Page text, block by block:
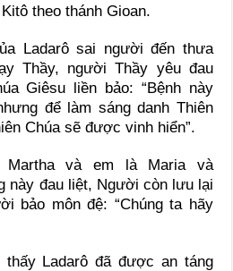
theo thánh Gioan.
Ladarô sai người đến thưa
Thầy, người Thầy yêu đau
Giêsu liền bảo: “Bệnh này
để làm sáng danh Thiên
Chúa sẽ được vinh hiển”.
Martha và em là Maria và
này đau liệt, Người còn lưu lại
bảo môn đệ: “Chúng ta hãy
Ladarô đã được an táng